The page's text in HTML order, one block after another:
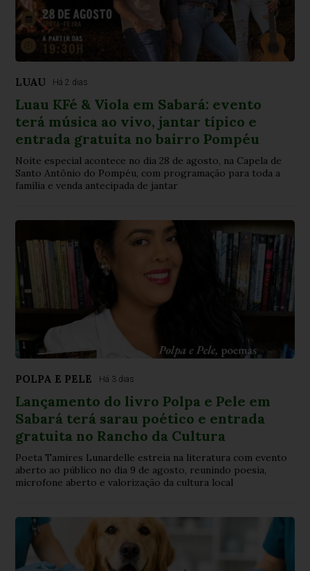
LUAU Há 2 dias
Luau KFé & Viola em Sabará: evento
terá música ao vivo, jantar típico e
entrada gratuita no bairro Pompéu
Noite especial acontece no dia 28 de agosto, na Capela de
Santo Antônio do Pompéu, com programação para toda a
família e venda antecipada de jantar
POLPA E PELE Há 3 dias
Lançamento do livro Polpa e Pele em
Sabará terá sarau poético e entrada
gratuita no Rancho da Cultura
Poeta Tamires Lunardelle estreia na literatura com evento
aberto ao público no dia 9 de agosto, reunindo poesia,
microfone aberto e valorização da cultura local